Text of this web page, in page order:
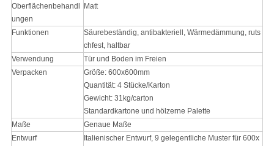
Oberflächenbehandl
ungen
Matt
Funktionen
Säurebeständig, antibakteriell, Wärmedämmung, ruts
chfest, haltbar
Verwendung
Tür und Boden im Freien
Verpacken
Größe: 600x600mm
Quantität: 4 Stücke/Karton
Gewicht: 31kg/carton
Standardkartone und hölzerne Palette
Maße
Genaue Maße
Entwurf
Italienischer Entwurf, 9 gelegentliche Muster für 600x